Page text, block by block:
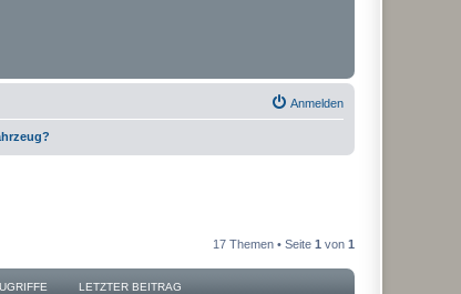
Anmelden
17 Themen • Seite 1 von 1
LETZTER BEITRAG